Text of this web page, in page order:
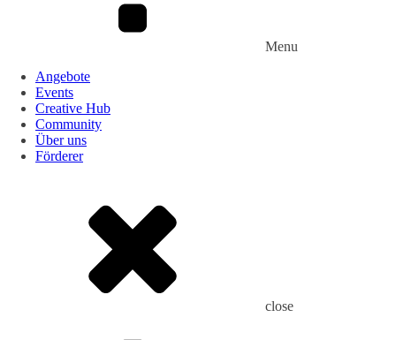
Menu
Angebote
Events
Creative Hub
Community
Über uns
Förderer
close